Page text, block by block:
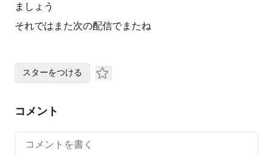
ましょう
それではまた次の配信でまたね
スターをつける
コメント
Your comment